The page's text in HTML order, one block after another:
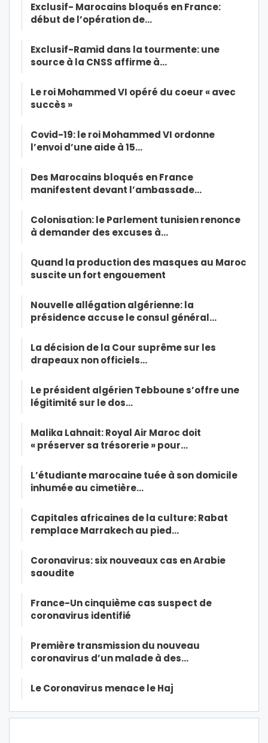
Exclusif- Marocains bloqués en France:
début de l’opération de…
Exclusif-Ramid dans la tourmente: une
source à la CNSS affirme à…
Le roi Mohammed VI opéré du coeur « avec
succès »
Covid-19: le roi Mohammed VI ordonne
l’envoi d’une aide à 15…
Des Marocains bloqués en France
manifestent devant l’ambassade…
Colonisation: le Parlement tunisien renonce
à demander des excuses à…
Quand la production des masques au Maroc
suscite un fort engouement
Nouvelle allégation algérienne: la
présidence accuse le consul général…
La décision de la Cour suprême sur les
drapeaux non officiels…
Le président algérien Tebboune s’offre une
légitimité sur le dos…
Malika Lahnait: Royal Air Maroc doit
« préserver sa trésorerie » pour…
L’étudiante marocaine tuée à son domicile
inhumée au cimetière…
Capitales africaines de la culture: Rabat
remplace Marrakech au pied…
Coronavirus: six nouveaux cas en Arabie
saoudite
France-Un cinquième cas suspect de
coronavirus identifié
Première transmission du nouveau
coronavirus d’un malade à des…
Le Coronavirus menace le Haj